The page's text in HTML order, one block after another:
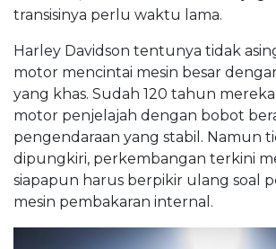
transisinya perlu waktu lama.
Harley Davidson tentunya tidak
motor mencintai mesin besar
yang khas. Sudah 120 tahun
motor penjelajah dengan bobot
pengendaraan yang stabil. Namun
dipungkiri, perkembangan terkini
siapapun harus berpikir ulang soal
mesin pembakaran internal.